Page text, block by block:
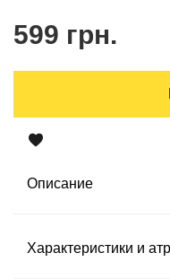
599 грн.
Описание
Характеристики и